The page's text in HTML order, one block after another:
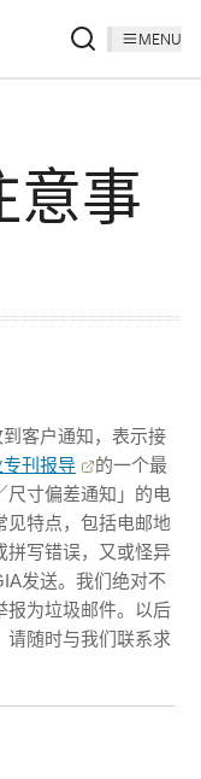
MENU
意事
客户通知，表示接
刊报导
的一个最
尺寸偏差通知」的电
见特点，包括电邮地
拼写错误，又或怪异
发送。我们绝对不
报为垃圾邮件。以后
请随时与我们联系求